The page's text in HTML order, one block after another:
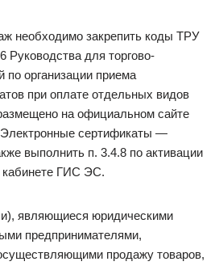
необходимо закрепить коды ТРУ
Руководства для торгово-
по организации приема
при оплате отдельных видов
на официальном сайте
сертификаты —
выполнить п. 3.4.8 по активации
кабинете ГИС ЭС.
являющиеся юридическими
предпринимателями,
продажу товаров,